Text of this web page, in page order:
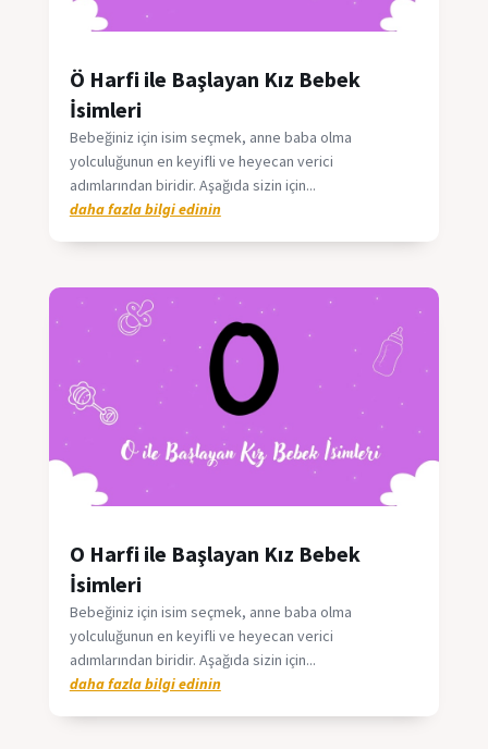
Ö Harfi ile Başlayan Kız Bebek
İsimleri
Bebeğiniz için isim seçmek, anne baba olma
yolculuğunun en keyifli ve heyecan verici
adımlarından biridir. Aşağıda sizin için...
daha fazla bilgi edinin
O Harfi ile Başlayan Kız Bebek
İsimleri
Bebeğiniz için isim seçmek, anne baba olma
yolculuğunun en keyifli ve heyecan verici
adımlarından biridir. Aşağıda sizin için...
daha fazla bilgi edinin